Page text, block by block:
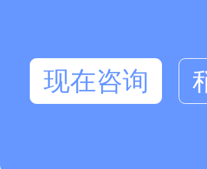
现在咨询